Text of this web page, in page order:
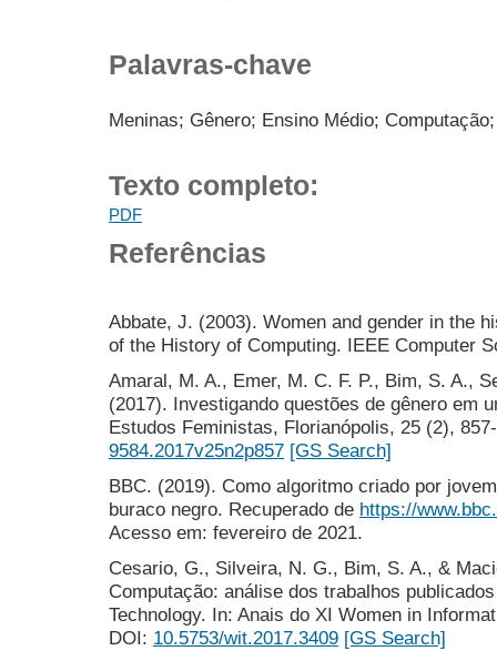
Palavras-chave
Meninas; Gênero; Ensino Médio;
Texto completo:
PDF
Referências
Abbate, J. (2003). Women and gender in the
of the History of Computing. IEEE Computer
Amaral, M. A., Emer, M. C. F. P., Bim, S. A.,
(2017). Investigando questões de gênero em
Estudos Feministas, Florianópolis, 25 (2),
9584.2017v25n2p857 [GS Search]
BBC. (2019). Como algoritmo criado por
buraco negro. Recuperado de https://
Acesso em: fevereiro de 2021.
Cesario, G., Silveira, N. G., Bim, S. A., &
Computação: análise dos trabalhos
Technology. In: Anais do XI Women in
DOI: 10.5753/wit.2017.3409 [GS Search]